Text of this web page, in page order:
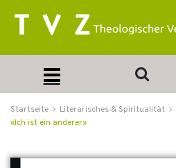
Startseite Literarisches & Spiritualität
«Ich ist ein anderer»